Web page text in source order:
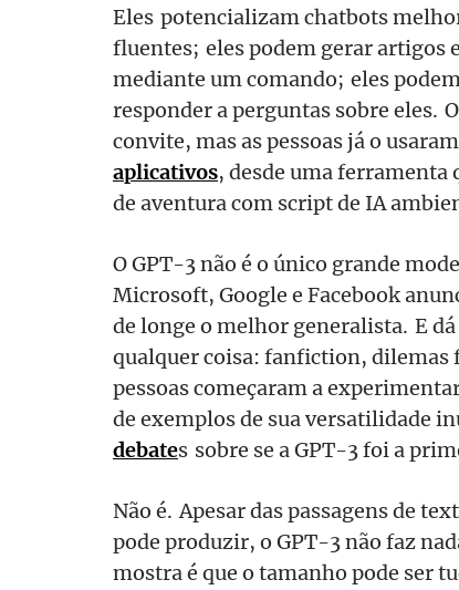
Eles potencializam chatbots
fluentes; eles podem gerar artigos
mediante um comando; eles
responder a perguntas sobre eles.
convite, mas as pessoas já o
aplicativos, desde uma ferramenta
de aventura com script de IA
O GPT-3 não é o único grande
Microsoft, Google e Facebook
de longe o melhor generalista. E
qualquer coisa: fanfiction, dilemas
pessoas começaram a
de exemplos de sua versatilidade
debates sobre se a GPT-3 foi a
Não é. Apesar das passagens de
pode produzir, o GPT-3 não faz
mostra é que o tamanho pode ser